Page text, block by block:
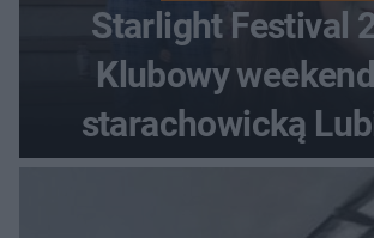
Starlight Festival
Klubowy
starachowicką